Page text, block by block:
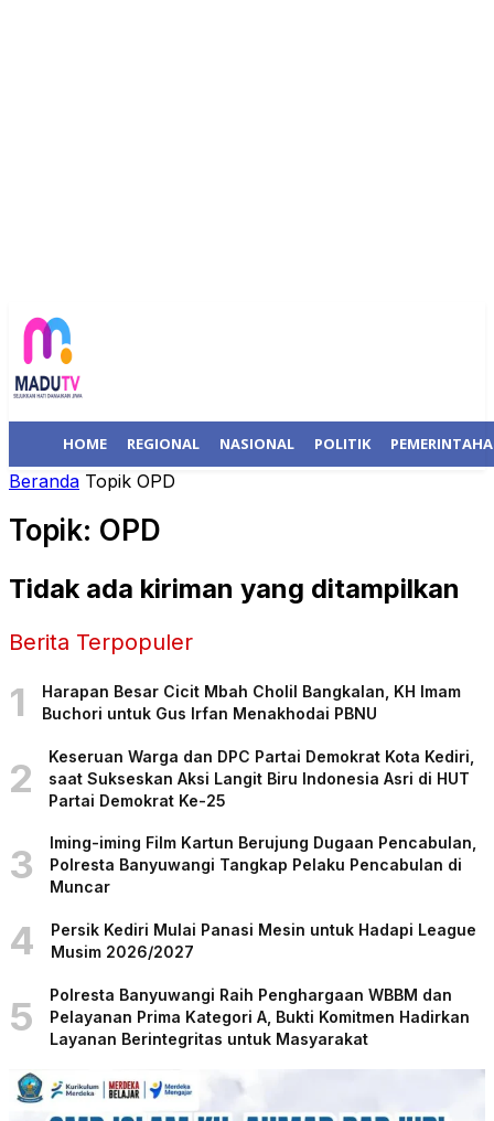
HOME REGIONAL NASIONAL POLITIK
Beranda Topik OPD
Topik: OPD
Tidak ada kiriman yang ditampilkan
Berita Terpopuler
1
Harapan Besar Cicit Mbah Cholil Bangkalan, KH Imam
Buchori untuk Gus Irfan Menakhodai PBNU
2
Keseruan Warga dan DPC Partai Demokrat Kota Kediri,
saat Sukseskan Aksi Langit Biru Indonesia Asri di HUT
Partai Demokrat Ke-25
3
Iming-iming Film Kartun Berujung Dugaan Pencabulan,
Polresta Banyuwangi Tangkap Pelaku Pencabulan di
Muncar
4
Persik Kediri Mulai Panasi Mesin untuk Hadapi League
Musim 2026/2027
5
Polresta Banyuwangi Raih Penghargaan WBBM dan
Pelayanan Prima Kategori A, Bukti Komitmen Hadirkan
Layanan Berintegritas untuk Masyarakat